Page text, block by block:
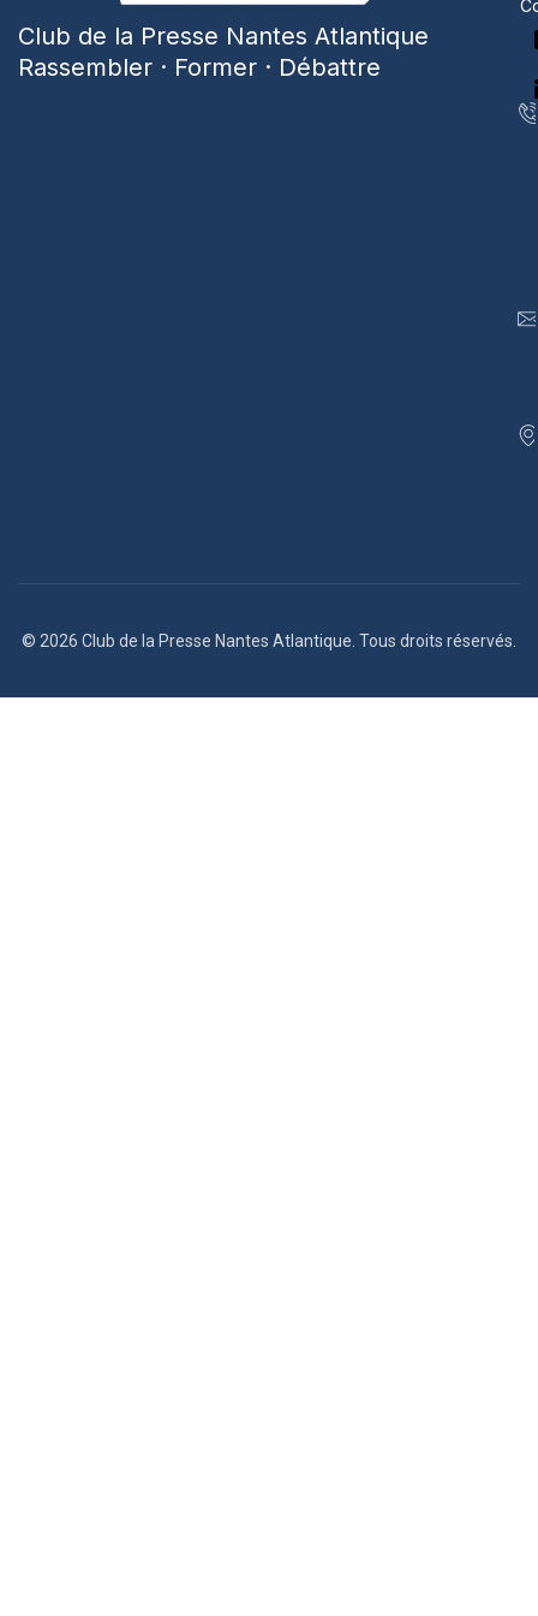
Club de la Presse Nantes Atlantique
Rassembler · Former · Débattre
© 2026 Club de la Presse Nantes Atlantique. Tous droits réservés.